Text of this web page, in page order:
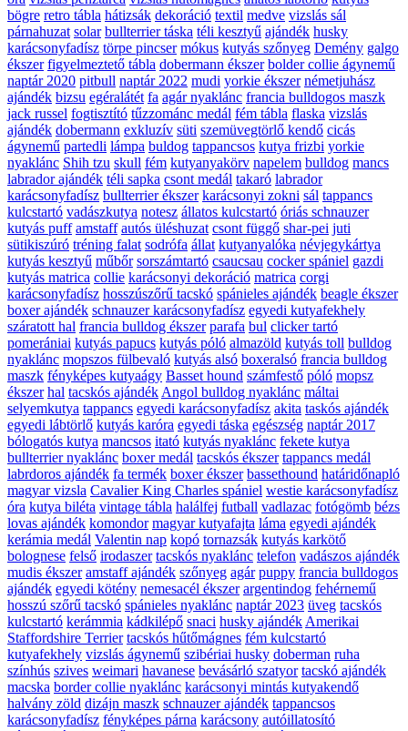
bögre retro tábla hátizsák dekoráció textil medve vizslás sál
párnahuzat solar bullterrier táska téli kesztyű ajándék husky
karácsonyfadísz törpe pincser mókus kutyás szőnyeg Demény galgo
ékszer figyelmeztető tábla dobermann ékszer bolder collie ágynemű
naptár 2020 pitbull naptár 2022 mudi yorkie ékszer németjuhász
ajándék bizsu egéralátét fa agár nyaklánc francia bulldogos maszk
jack russel fogtisztító tűzzománc medál fém tábla flaska vizslás
ajándék dobermann exkluzív süti szemüvegtörlő kendő cicás
ágynemű partedli lámpa buldog tappancsos kutya frizbi yorkie
nyaklánc Shih tzu skull fém kutyanyakörv napelem bulldog mancs
labrador ajándék téli sapka csont medál takaró labrador
karácsonyfadísz bullterrier ékszer karácsonyi zokni sál tappancs
kulcstartó vadászkutya notesz állatos kulcstartó óriás schnauzer
kutyás puff amstaff autós üléshuzat csont függő shar-pei juti
sütikiszúró tréning falat sodrófa állat kutyanyalóka névjegykártya
kutyás kesztyű műbőr sorszámtartó csaucsau cocker spániel gazdi
kutyás matrica collie karácsonyi dekoráció matrica corgi
karácsonyfadísz hosszúszőrű tacskó spánieles ajándék beagle ékszer
boxer ajándék schnauzer karácsonyfadísz egyedi kutyafekhely
száratott hal francia bulldog ékszer parafa bul clicker tartó
pomerániai kutyás papucs kutyás póló almazöld kutyás toll bulldog
nyaklánc mopszos fülbevaló kutyás alsó boxeralsó francia bulldog
maszk fényképes kutyaágy Basset hound számfestő póló mopsz
ékszer hal tacskós ajándék Angol bulldog nyaklánc máltai
selyemkutya tappancs egyedi karácsonyfadísz akita taskós ajándék
egyedi lábtörlő kutyás karóra egyedi táska egészség naptár 2017
bólogatós kutya mancsos itató kutyás nyaklánc fekete kutya
bullterrier nyaklánc boxer medál tacskós ékszer tappancs medál
labrdoros ajándék fa termék boxer ékszer bassethound határidőnapló
magyar vizsla Cavalier King Charles spániel westie karácsonyfadísz
óra kutya biléta vintage tábla halálfej futball vadlazac fotógömb bézs
lovas ajándék komondor magyar kutyafajta láma egyedi ajándék
kerámia medál Valentin nap kopó tornazsák kutyás karkötő
bolognese felső irodaszer tacskós nyaklánc telefon vadászos ajándék
mudis ékszer amstaff ajándék szőnyeg agár puppy francia bulldogos
ajándék egyedi kötény nemesacél ékszer argentindog fehérnemű
hosszú szőrű tacskó spánieles nyaklánc naptár 2023 üveg tacskós
kulcstartó kerámmia kádkilépő snaci husky ajándék Amerikai
Staffordshire Terrier tacskós hűtőmágnes fém kulcstartó
kutyafekhely vizslás ágynemű szibériai husky doberman ruha
színhús szives weimari havanese bevásárló szatyor tacskó ajándék
macska border collie nyaklánc karácsonyi mintás kutyakendő
halvány zöld dizájn maszk schnauzer ajándék tappancsos
karácsonyfadísz fényképes párna karácsony autóillatosító